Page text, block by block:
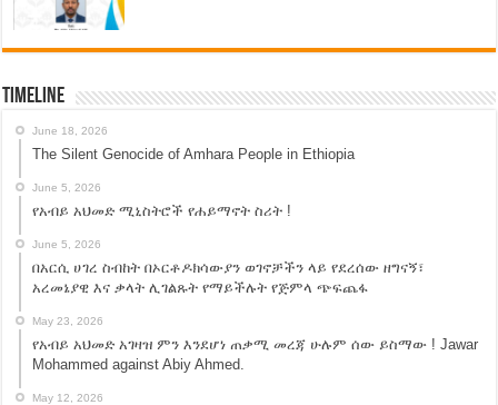
Timeline
June 18, 2026
The Silent Genocide of Amhara People in Ethiopia
June 5, 2026
የአብይ አህመድ ሚኒስትሮች የሐይማኖት ስሪት !
June 5, 2026
በአርሲ ሀገረ ስብከት በኦርቶዶክሳውያን ወገኖቻችን ላይ የደረሰው ዘግናኝ፣
አረመኔያዊ እና ቃላት ሊገልጹት የማይችሉት የጅምላ ጭፍጨፋ
May 23, 2026
የአብይ አህመድ አገዛዝ ምን እንደሆነ ጠቃሚ መረጃ ሁሉም ሰው ይስማው ! Jawar
Mohammed against Abiy Ahmed.
May 12, 2026